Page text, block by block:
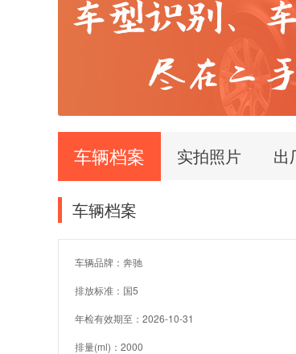
车辆档案 实拍照片 出
车辆档案
车辆品牌：奔驰
排放标准：国5
年检有效期至：2026-10-31
排量(ml)：2000